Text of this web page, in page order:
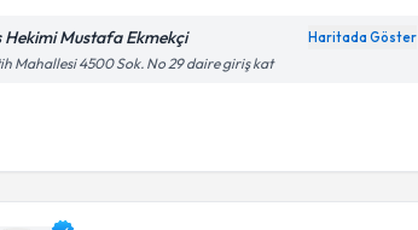
Hekimi Mustafa Ekmekçi Haritada Göster
Mahallesi 4500 Sok. No 29 daire giriş kat